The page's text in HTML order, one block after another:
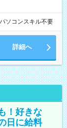
パソコンスキル不要
詳細へ
！好きな
日に給料